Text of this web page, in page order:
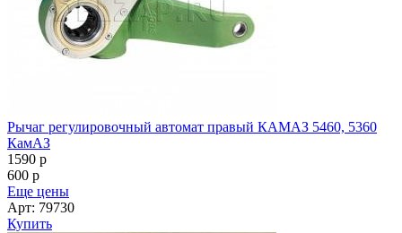
Рычаг регулировочный автомат правый КАМАЗ 5460, 5360
КамАЗ
1590 p
600 p
Еще цены
Арт: 79730
Купить